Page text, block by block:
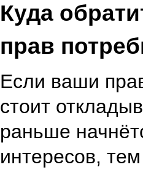
Куда
прав
Если ваши
стоит
раньше
интересов,